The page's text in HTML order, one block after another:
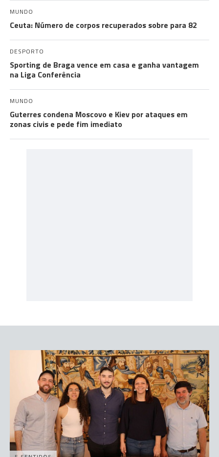
MUNDO
Ceuta: Número de corpos recuperados sobre para 82
DESPORTO
Sporting de Braga vence em casa e ganha vantagem
na Liga Conferência
MUNDO
Guterres condena Moscovo e Kiev por ataques em
zonas civis e pede fim imediato